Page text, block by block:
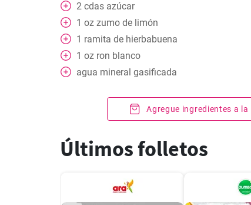
2 cdas azúcar
1 oz zumo de limón
1 ramita de hierbabuena
1 oz ron blanco
agua mineral gasificada
Agregue ingredientes a
Últimos folletos